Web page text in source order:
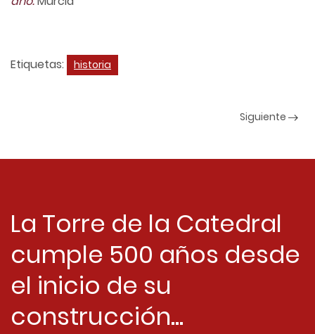
Etiquetas: historia
Siguiente
La Torre de la Catedral
cumple 500 años desde
el inicio de su
construcción...